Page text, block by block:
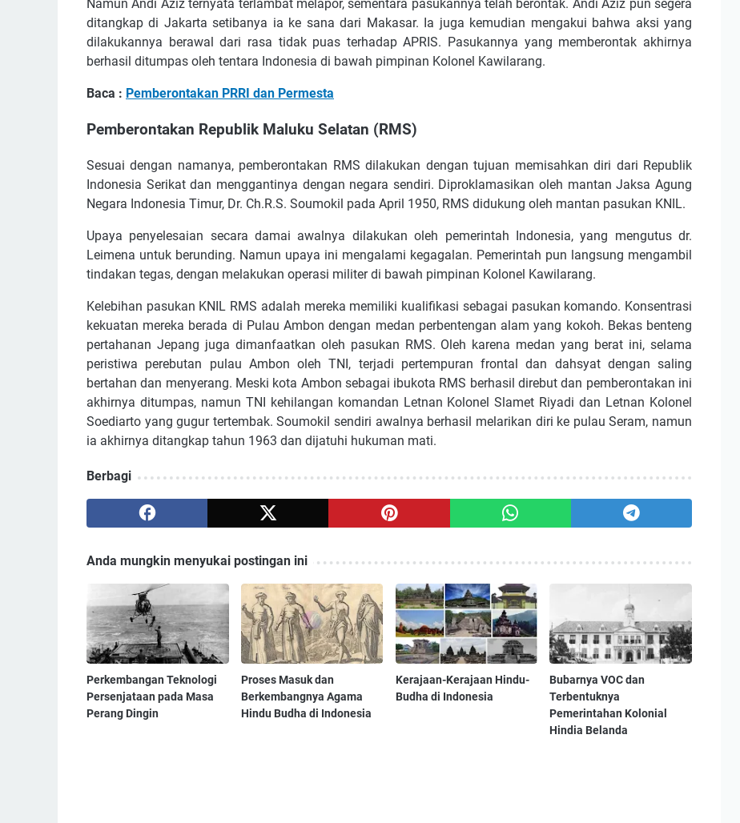
Namun Andi Aziz ternyata terlambat melapor, sementara pasukannya telah berontak. Andi Aziz pun segera
ditangkap di Jakarta setibanya ia ke sana dari Makasar. Ia juga kemudian mengakui bahwa aksi yang
dilakukannya berawal dari rasa tidak puas terhadap APRIS. Pasukannya yang memberontak akhirnya
berhasil ditumpas oleh tentara Indonesia di bawah pimpinan Kolonel Kawilarang.
Baca : Pemberontakan PRRI dan Permesta
Pemberontakan Republik Maluku Selatan (RMS)
Sesuai dengan namanya, pemberontakan RMS dilakukan dengan tujuan memisahkan diri dari Republik
Indonesia Serikat dan menggantinya dengan negara sendiri. Diproklamasikan oleh mantan Jaksa Agung
Negara Indonesia Timur, Dr. Ch.R.S. Soumokil pada April 1950, RMS didukung oleh mantan pasukan KNIL.
Upaya penyelesaian secara damai awalnya dilakukan oleh pemerintah Indonesia, yang mengutus dr.
Leimena untuk berunding. Namun upaya ini mengalami kegagalan. Pemerintah pun langsung mengambil
tindakan tegas, dengan melakukan operasi militer di bawah pimpinan Kolonel Kawilarang.
Kelebihan pasukan KNIL RMS adalah mereka memiliki kualifikasi sebagai pasukan komando. Konsentrasi
kekuatan mereka berada di Pulau Ambon dengan medan perbentengan alam yang kokoh. Bekas benteng
pertahanan Jepang juga dimanfaatkan oleh pasukan RMS. Oleh karena medan yang berat ini, selama
peristiwa perebutan pulau Ambon oleh TNI, terjadi pertempuran frontal dan dahsyat dengan saling
bertahan dan menyerang. Meski kota Ambon sebagai ibukota RMS berhasil direbut dan pemberontakan ini
akhirnya ditumpas, namun TNI kehilangan komandan Letnan Kolonel Slamet Riyadi dan Letnan Kolonel
Soediarto yang gugur tertembak. Soumokil sendiri awalnya berhasil melarikan diri ke pulau Seram, namun
ia akhirnya ditangkap tahun 1963 dan dijatuhi hukuman mati.
Berbagi
Anda mungkin menyukai postingan ini
Perkembangan Teknologi
Persenjataan pada Masa
Perang Dingin
Proses Masuk dan
Berkembangnya Agama
Hindu Budha di Indonesia
Kerajaan-Kerajaan Hindu-
Budha di Indonesia
Bubarnya VOC dan
Terbentuknya
Pemerintahan Kolonial
Hindia Belanda